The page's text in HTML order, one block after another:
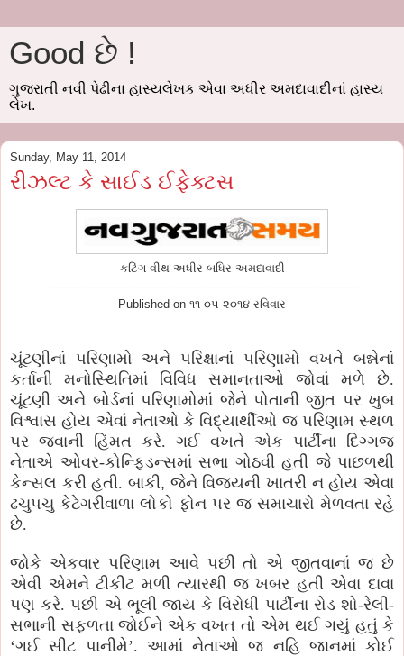
Good છે !
ગુજરાતી નવી પેઢીના હાસ્યલેખક એવા અધીર અમદાવાદીનાં હાસ્ય
લેખ.
Sunday, May 11, 2014
રીઝલ્ટ કે સાઈડ ઈફેક્ટસ
કટિંગ વીથ અધીર-બધિર અમદાવાદી
---------------------------------------------------------------------------------------
Published on ૧૧-૦૫-૨૦૧૪ રવિવાર
ચૂંટણીનાં પરિણામો અને પરિક્ષાનાં પરિણામો વખતે બન્નેનાં
કર્તાની મનોસ્થિતિમાં વિવિધ સમાનતાઓ જોવાં મળે છે.
ચૂંટણી અને બોર્ડનાં પરિણામોમાં જેને પોતાની જીત પર ખુબ
વિશ્વાસ હોય એવાં નેતાઓ કે વિદ્યાર્થીઓ જ પરિણામ સ્થળ
પર જવાની હિંમત કરે. ગઈ વખતે એક પાર્ટીના દિગ્ગજ
નેતાએ ઓવર-કોન્ફિડન્સમાં સભા ગોઠવી હતી જે પાછળથી
કેન્સલ કરી હતી. બાકી, જેને વિજયની ખાતરી ન હોય એવા
ઢચુપચુ કેટેગરીવાળા લોકો ફોન પર જ સમાચારો મેળવતા રહે
છે.
જોકે એકવાર પરિણામ આવે પછી તો એ જીતવાનાં જ છે
એવી એમને ટીકીટ મળી ત્યારથી જ ખબર હતી એવા દાવા
પણ કરે. પછી એ ભૂલી જાય કે વિરોધી પાર્ટીના રોડ શો-રેલી-
સભાની સફળતા જોઈને એક વખત તો એમ થઈ ગયું હતું કે
‘ગઈ સીટ પાનીમે’. આમાં નેતાઓ જ નહિ જાનમાં કોઈ